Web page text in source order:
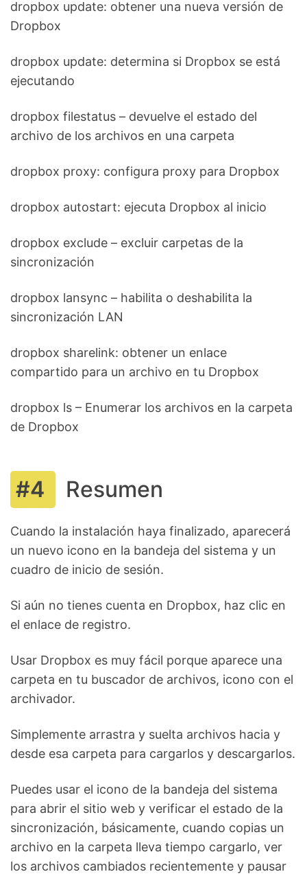
dropbox update: obtener una nueva versión de
Dropbox
dropbox update: determina si Dropbox se está
ejecutando
dropbox filestatus – devuelve el estado del
archivo de los archivos en una carpeta
dropbox proxy: configura proxy para Dropbox
dropbox autostart: ejecuta Dropbox al inicio
dropbox exclude – excluir carpetas de la
sincronización
dropbox lansync – habilita o deshabilita la
sincronización LAN
dropbox sharelink: obtener un enlace
compartido para un archivo en tu Dropbox
dropbox ls – Enumerar los archivos en la carpeta
de Dropbox
Resumen
Cuando la instalación haya finalizado, aparecerá
un nuevo icono en la bandeja del sistema y un
cuadro de inicio de sesión.
Si aún no tienes cuenta en Dropbox, haz clic en
el enlace de registro.
Usar Dropbox es muy fácil porque aparece una
carpeta en tu buscador de archivos, icono con el
archivador.
Simplemente arrastra y suelta archivos hacia y
desde esa carpeta para cargarlos y descargarlos.
Puedes usar el icono de la bandeja del sistema
para abrir el sitio web y verificar el estado de la
sincronización, básicamente, cuando copias un
archivo en la carpeta lleva tiempo cargarlo, ver
los archivos cambiados recientemente y pausar